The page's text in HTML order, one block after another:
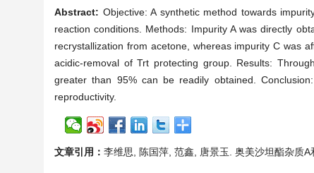
Abstract: Objective: A synthetic method towards
reaction conditions. Methods: Impurity A was directly
recrystallization from acetone, whereas impurity C was
acidic-removal of Trt protecting group. Results:
greater than 95% can be readily obtained.
reproductivity.
文章引用： 李维思, 陈国萍, 范鑫, 唐景玉. 奥美沙坦酯杂质